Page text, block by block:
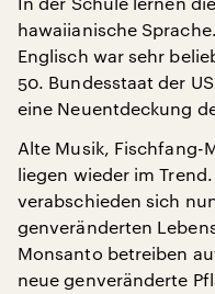
hawaiianische
Englisch war sehr
50. Bundesstaat der
eine Neuentdeckung
Alte Musik, Fischfang-
liegen wieder im
verabschieden sich
genveränderten
Monsanto betreiben
neue genveränderte